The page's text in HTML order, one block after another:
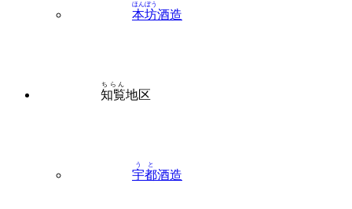
本坊
ほんぼう
酒造
知覧
ちらん
地区
宇都
うと
酒造